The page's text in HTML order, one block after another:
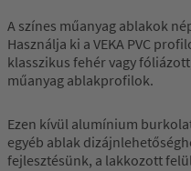
A színes műanyag ablakok
Használja ki a VEKA PVC
klasszikus fehér vagy
műanyag ablakprofilok.
Ezen kívül alumínium
egyéb ablak
fejlesztésünk, a lakkozott